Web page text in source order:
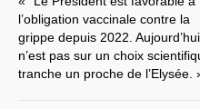
l’obligation vaccinale contre la
grippe depuis 2022.
n’est pas sur un choix
tranche un proche de